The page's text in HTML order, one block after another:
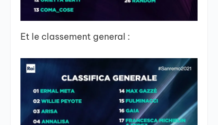
Et le classement general :